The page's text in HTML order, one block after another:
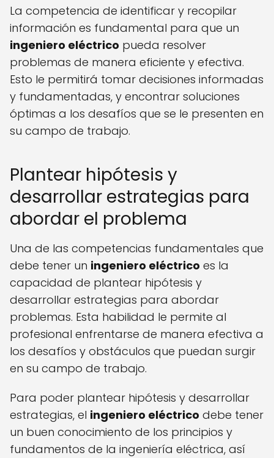
La competencia de identificar y recopilar
información es fundamental para que un
ingeniero eléctrico pueda resolver
problemas de manera eficiente y efectiva.
Esto le permitirá tomar decisiones informadas
y fundamentadas, y encontrar soluciones
óptimas a los desafíos que se le presenten en
su campo de trabajo.
Plantear hipótesis y
desarrollar estrategias para
abordar el problema
Una de las competencias fundamentales que
debe tener un ingeniero eléctrico es la
capacidad de plantear hipótesis y
desarrollar estrategias para abordar
problemas. Esta habilidad le permite al
profesional enfrentarse de manera efectiva a
los desafíos y obstáculos que puedan surgir
en su campo de trabajo.
Para poder plantear hipótesis y desarrollar
estrategias, el ingeniero eléctrico debe tener
un buen conocimiento de los principios y
fundamentos de la ingeniería eléctrica, así